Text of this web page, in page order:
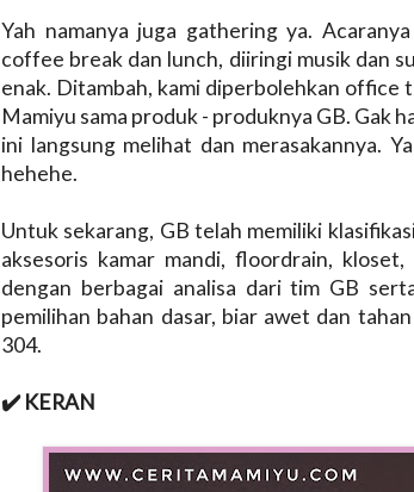
Yah namanya juga gathering ya.
coffee break dan lunch, diiringi musik dan
enak. Ditambah, kami diperbolehkan office
Mamiyu sama produk - produknya GB. Gak
ini langsung melihat dan merasakannya.
hehehe.
Untuk sekarang, GB telah memiliki
aksesoris kamar mandi, floordrain,
dengan berbagai analisa dari tim GB
pemilihan bahan dasar, biar awet dan
304.
✔️ KERAN